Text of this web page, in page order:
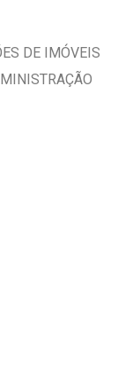
DE IMÓVEIS